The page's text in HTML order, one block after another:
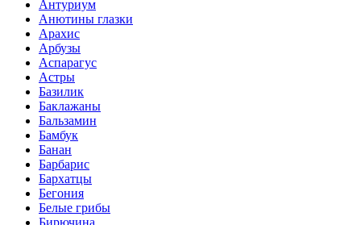
Антуриум
Анютины глазки
Арахис
Арбузы
Аспарагус
Астры
Базилик
Баклажаны
Бальзамин
Бамбук
Банан
Барбарис
Бархатцы
Бегония
Белые грибы